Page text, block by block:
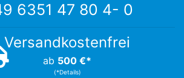
6351 47 80 4- 0
Versandkostenfrei
ab 500 €*
(*Details)